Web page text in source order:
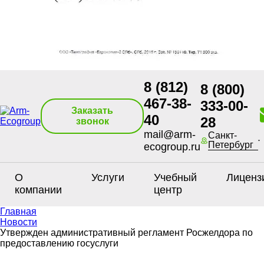
Заказать
звонок
8 (812)
467-38-
40
mail@arm-
ecogroup.ru
8 (800)
333-00-
28
Санкт-
Петербург
О
компании
Услуги
Учебный
центр
Главная
Новости
Утвержден административный регламент Росжелдора по
предоставлению госуслуги